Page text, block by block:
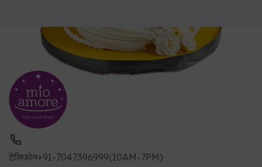
टेलिफोन+91-7047396999(10AM-7PM)